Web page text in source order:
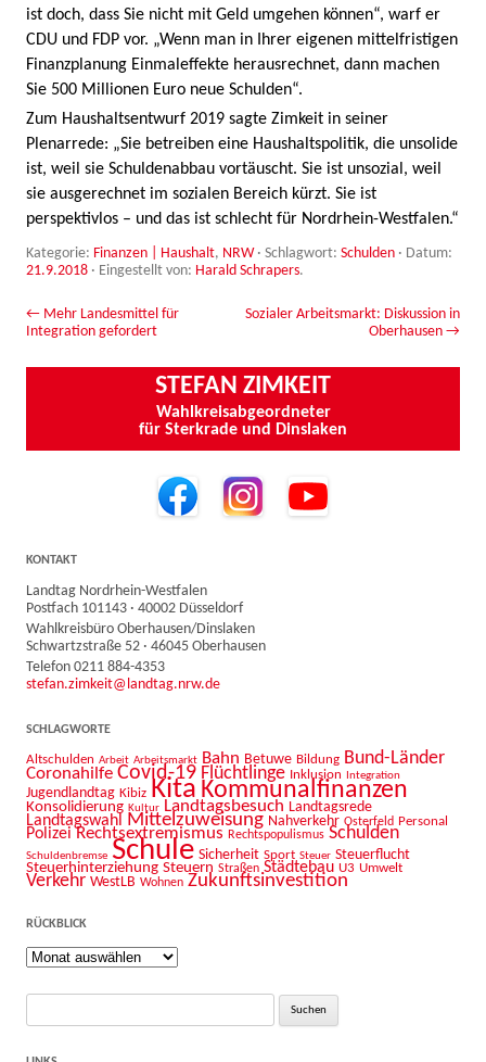
ist doch, dass Sie nicht mit Geld umgehen können“, warf er
CDU und FDP vor. „Wenn man in Ihrer eigenen mittelfristigen
Finanzplanung Einmaleffekte herausrechnet, dann machen
Sie 500 Millionen Euro neue Schulden“.
Zum Haushaltsentwurf 2019 sagte Zimkeit in seiner
Plenarrede: „Sie betreiben eine Haushaltspolitik, die unsolide
ist, weil sie Schuldenabbau vortäuscht. Sie ist unsozial, weil
sie ausgerechnet im sozialen Bereich kürzt. Sie ist
perspektivlos – und das ist schlecht für Nordrhein-Westfalen.“
Kategorie: Finanzen | Haushalt, NRW· Schlagwort: Schulden · Datum:
21.9.2018 · Eingestellt von: Harald Schrapers.
Beitrags-Navigation
← Mehr Landesmittel für
Integration gefordert
Sozialer Arbeitsmarkt: Diskussion in
Oberhausen →
STEFAN ZIMKEIT
Wahlkreisabgeordneter
für Sterkrade und Dinslaken
KONTAKT
Landtag Nordrhein-Westfalen
Postfach 101143 · 40002 Düsseldorf
Wahlkreisbüro Oberhausen/Dinslaken
Schwartzstraße 52 · 46045 Oberhausen
Telefon 0211 884-4353
stefan.zimkeit@landtag.nrw.de
SCHLAGWORTE
Altschulden Arbeit Arbeitsmarkt Bahn Betuwe Bildung Bund-Länder
Coronahilfe Covid-19 Flüchtlinge Inklusion Integration
Jugendlandtag Kibiz Kita Kommunalfinanzen
Konsolidierung Kultur Landtagsbesuch Landtagsrede
Landtagswahl Mittelzuweisung Nahverkehr Osterfeld Personal
Polizei Rechtsextremismus Rechtspopulismus Schulden
Schuldenbremse Schule Sicherheit Sport Steuer Steuerflucht
Steuerhinterziehung Steuern Straßen Städtebau U3 Umwelt
Verkehr WestLB Wohnen Zukunftsinvestition
RÜCKBLICK
Rückblick
Suche